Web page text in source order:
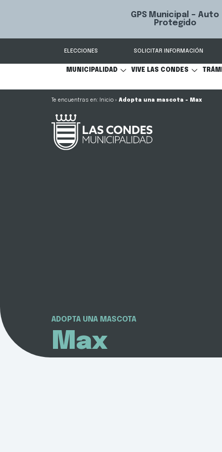
GPS Municipal – Auto
Protegido
Sistema
Condes.
ELECCIONES SOLICITAR INFORMACIÓN
MUNICIPALIDAD VIVE LAS CONDES
Inicio » Adopta una mascota – Max
ADOPTA UNA MASCOTA
Max